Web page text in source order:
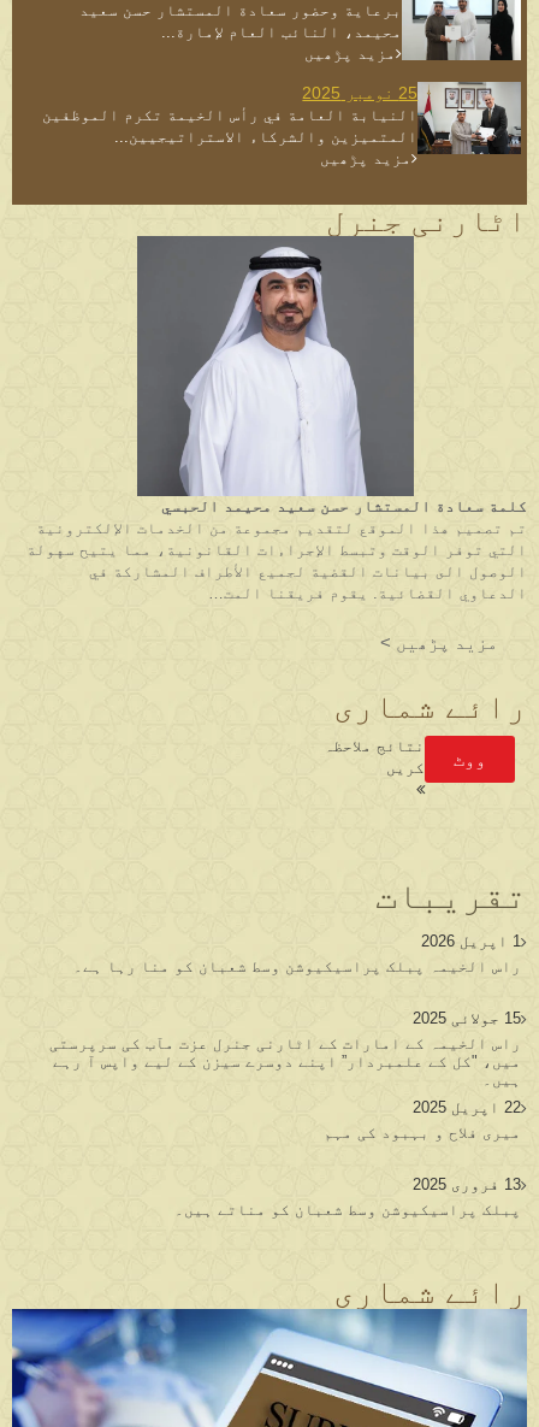
اٹارنی جنرل
كلمة سعادة المستشار حسن سعيد محيمد الحبسي
تم تصميم هذا الموقع لتقديم مجموعة من الخدمات الإلكترونية
التي توفر الوقت وتبسط الإجراءات القانونية، مما يتيح سهولة
الوصول الى بيانات القضية لجميع الأطراف المشاركة في
الدعاوي القضائية. يقوم فريقنا المت…
مزید پڑھیں >
برعاية وحضور سعادة المستشار حسن سعيد
محيمد، النائب العام لإمارة...
مزید پڑھیں
25 نومبر 2025
النيابة العامة في رأس الخيمة تكرم الموظفين
المتميزين والشركاء الاستراتيجيين...
مزید پڑھیں
رائے شماری
ووٹ
نتائج ملاحظہ
کریں
رائے شماری
تقریبات
1 اپریل 2026
راس الخیمہ پبلک پراسیکیوشن وسط شعبان کو منا رہا ہے۔
15 جولائی 2025
راس الخیمہ کے امارات کے اٹارنی جنرل عزت مآب کی سرپرستی
میں، "کل کے علمبردار” اپنے دوسرے سیزن کے لیے واپس آ رہے
ہیں۔
22 اپریل 2025
میری فلاح و بہبود کی مہم
13 فروری 2025
پبلک پراسیکیوشن وسط شعبان کو مناتے ہیں۔